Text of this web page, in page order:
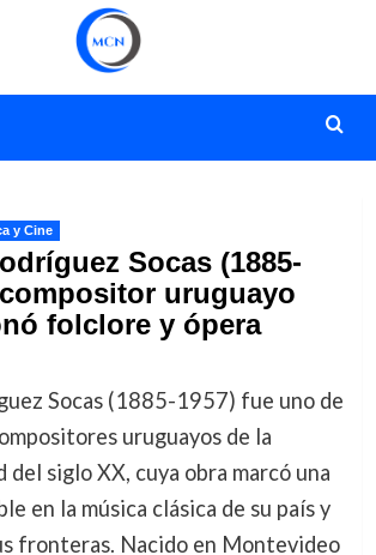
y Cine
Socas (1885-
uruguayo
folclore y ópera
Socas (1885-1957) fue uno de
uruguayos de la
del siglo XX, cuya obra marcó una
en la música clásica de su país y
fronteras. Nacido en Montevideo